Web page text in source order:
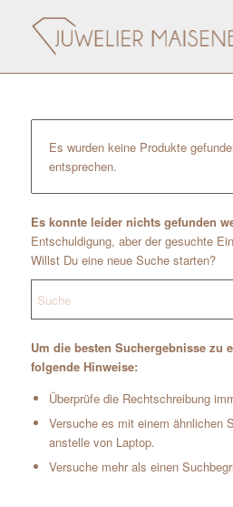
Es wurden keine Produkte
entsprechen.
Es konnte leider nichts gefunden
Entschuldigung, aber der gesuchte
Willst Du eine neue Suche starten?
Um die besten Suchergebnisse zu
folgende Hinweise:
Überprüfe die Rechtschreibung
Versuche es mit einem ähnlichen
anstelle von Laptop.
Versuche mehr als einen